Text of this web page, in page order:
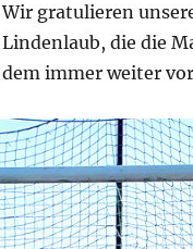
Wir gratulieren
Lindenlaub, die die
dem immer weiter